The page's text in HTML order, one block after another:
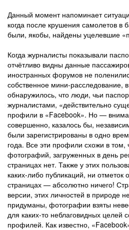
Данный момент напоминает
когда после крушения самолетов
были, якобы, найдены уцелевшие
Когда журналисты показывали
отчётливо видны данные
иностранных форумов не
собственное мини-расследование,
обнаружилось, что люди, чьи
журналистами, «действительно
профили в «Facebook». Но —
совершенно, казалось бы,
были зарегистрированы в одно
года. Все эти профили схожи в том,
фотографий, загруженных в день
страницах нет. Также у этих
каких-либо публикаций, ни отметок
страницах — абсолютно ничего!
версии, этих личностей в природе
придуманы, фотографии взяты
для каких-то неблаговидных целей
профилей. Как известно,